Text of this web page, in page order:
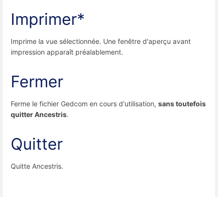
Imprimer*
Imprime la vue sélectionnée. Une fenêtre d'aperçu avant
impression apparaît préalablement.
Fermer
Ferme le fichier Gedcom en cours d'utilisation, sans toutefois
quitter Ancestris.
Quitter
Quitte Ancestris.